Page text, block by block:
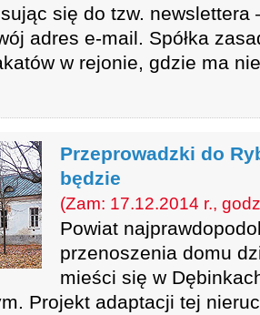
się do tzw. newslettera
adres e-mail. Spółka
w rejonie, gdzie ma
Przeprowadzki do
będzie
(Zam: 17.12.2014 r.,
Powiat
przenoszenia domu
mieści się w
Projekt adaptacji tej